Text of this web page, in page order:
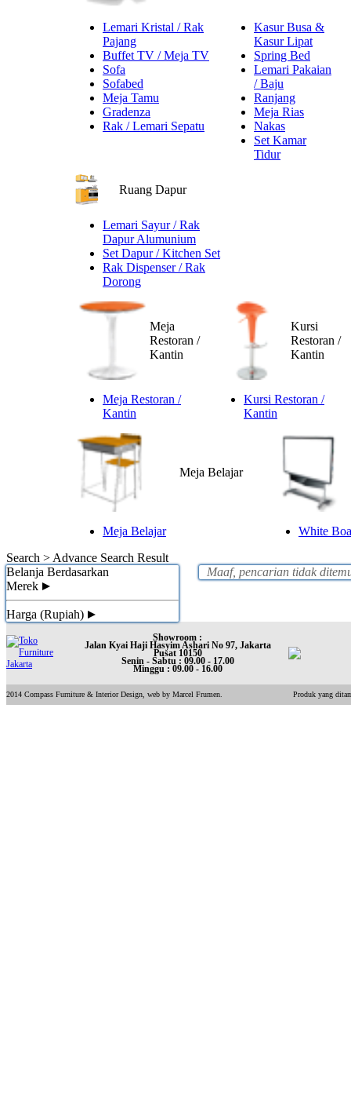
Lemari Kristal / Rak
Pajang
Buffet TV / Meja TV
Sofa
Sofabed
Meja Tamu
Gradenza
Rak / Lemari Sepatu
Kasur Busa &
Kasur Lipat
Spring Bed
Lemari Pakaian
/ Baju
Ranjang
Meja Rias
Nakas
Set Kamar
Tidur
Ruang Dapur
Lemari Sayur / Rak
Dapur Alumunium
Set Dapur / Kitchen Set
Rak Dispenser / Rak
Dorong
Meja
Restoran /
Kantin
Meja Restoran /
Kantin
Kursi
Restoran /
Kantin
Kursi Restoran /
Kantin
Meja Belajar
Meja Belajar
White
Search > Advance Search Result
Belanja Berdasarkan
Merek
Harga (Rupiah)
Maaf, pencarian tidak
Showroom :
Jalan Kyai Haji Hasyim Ashari No 97, Jakarta
Pusat 10150
Senin - Sabtu : 09.00 - 17.00
Minggu : 09.00 - 16.00
2014 Compass Furniture & Interior Design, web by Marcel Frumen. Produk yang